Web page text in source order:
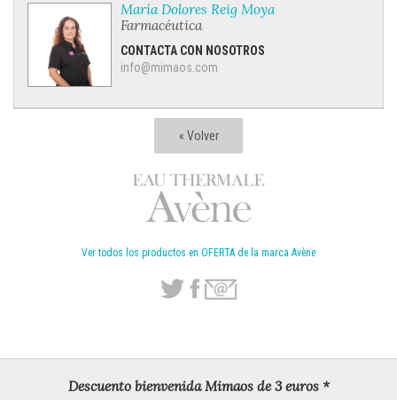
« Volver
Ver todos los productos en OFERTA de la marca Avène
María Dolores Reig Moya
Farmacéutica
CONTACTA CON NOSOTROS
info@mimaos.com
Descuento bienvenida Mimaos de 3 euros *